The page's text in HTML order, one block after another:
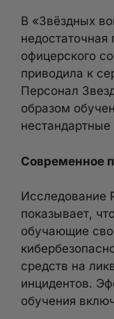
В «Звёздных
недостаточная
офицерского
приводила к
Персонал
образом
нестандартные
Современное
Исследование
показывает,
обучающие
средств на
инцидентов.
обучения